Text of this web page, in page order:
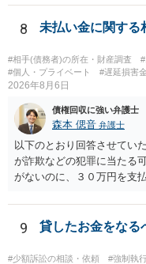
ります。 お金を渡した方法
であるならば、相手方の身
ずれにせよ、まずは速やか
お勧めします。
8 未払い金に関する
#相手(債務者)の所在・財産調査
#個人・プライベート
#遅延損害
2026年8月6日
債権回収に強い弁護士
森本 偲音 弁護士
以下のとおり回答させてい
が詐欺などの犯罪に当たる
がないのに、３０万円を支
段が取れるのか ⇒契約に基
とが考えられますが、 パ
条）となるため、相手方に
9 貸したお金をなる
#少額訴訟の相談・依頼 #強制執